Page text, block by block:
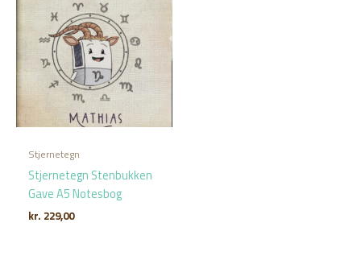
Stjernetegn
Stjernetegn Stenbukken
Gave A5 Notesbog
kr. 229,00